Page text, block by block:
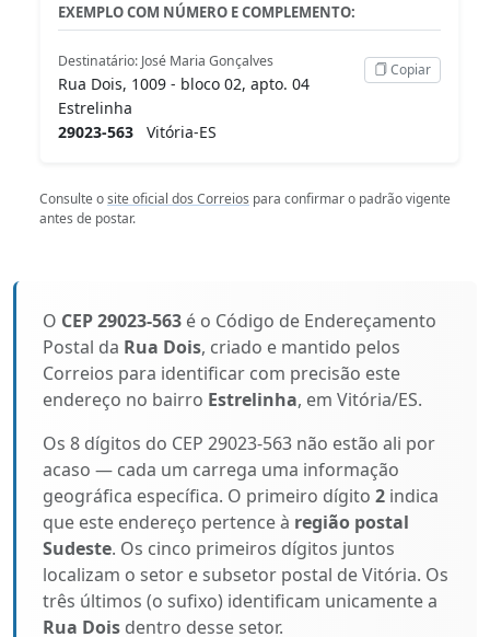
EXEMPLO COM NÚMERO E COMPLEMENTO:
Destinatário: José Maria Gonçalves
Rua Dois, 1009 - bloco 02, apto. 04
Estrelinha
29023-563 Vitória-ES
Copiar
Consulte osite oficial dos Correios para confirmar o padrão vigente
antes de postar.
O CEP 29023-563 é o Código de Endereçamento
Postal da Rua Dois, criado e mantido pelos
Correios para identificar com precisão este
endereço no bairro Estrelinha, em Vitória/ES.
Os 8 dígitos do CEP 29023-563 não estão ali por
acaso — cada um carrega uma informação
geográfica específica. O primeiro dígito 2 indica
que este endereço pertence à região postal
Sudeste. Os cinco primeiros dígitos juntos
localizam o setor e subsetor postal de Vitória. Os
três últimos (o sufixo) identificam unicamente a
Rua Dois dentro desse setor.